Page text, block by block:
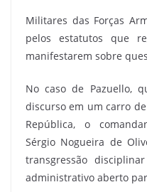
Militares das Forças
pelos estatutos que
manifestarem sobre
No caso de Pazuello,
discurso em um carro
República, o
Sérgio Nogueira de
transgressão
administrativo aberto